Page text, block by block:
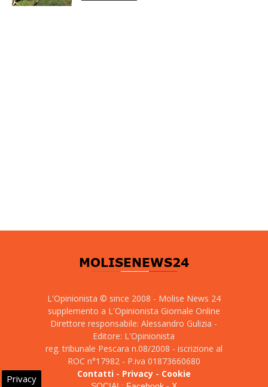
L'Opinionista © since 2008 - Molise News 24
supplemento a L'Opinionista Giornale Online
Direttore responsabile: Alessandro Gulizia -
Editore: L'Opinionista
reg. tribunale Pescara n.08/2008 - iscrizione al
ROC n°17982 - P.iva 01873660680
Contatti- Privacy- Cookie
Privacy